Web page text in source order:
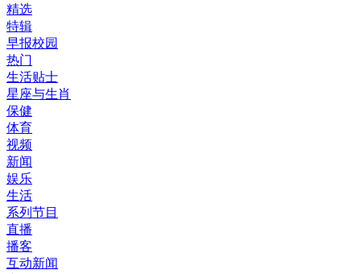
精选
特辑
早报校园
热门
生活贴士
星座与生肖
保健
体育
视频
新闻
娱乐
生活
系列节目
直播
播客
互动新闻